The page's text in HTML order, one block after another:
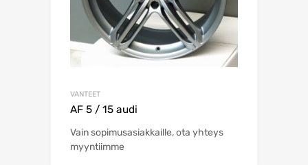
VANTEET
AF 5 / 15 audi
Vain sopimusasiakkaille, ota yhteys
myyntiimme